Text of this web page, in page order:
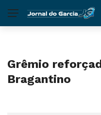
Grêmio
Bragantino